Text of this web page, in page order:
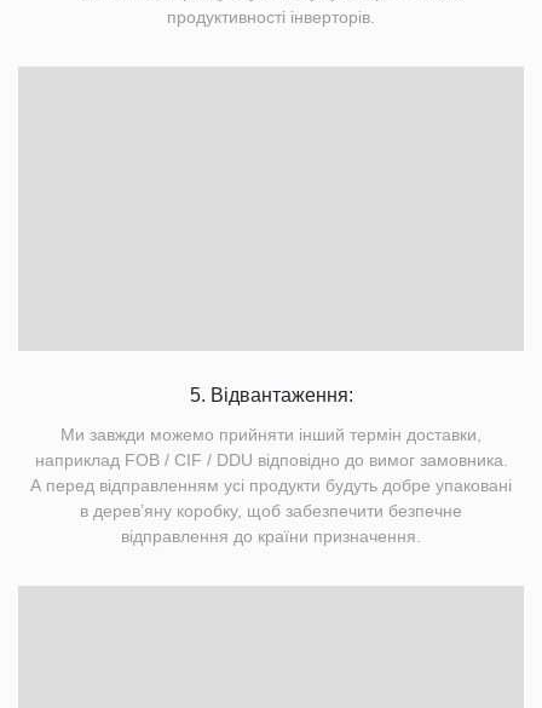
продуктивності інверторів.
5. Відвантаження:
Ми завжди можемо прийняти інший термін доставки,
наприклад FOB / CIF / DDU відповідно до вимог замовника.
А перед відправленням усі продукти будуть добре упаковані
в дерев’яну коробку, щоб забезпечити безпечне
відправлення до країни призначення.